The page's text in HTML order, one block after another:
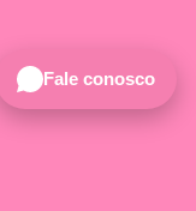
Fale conosco